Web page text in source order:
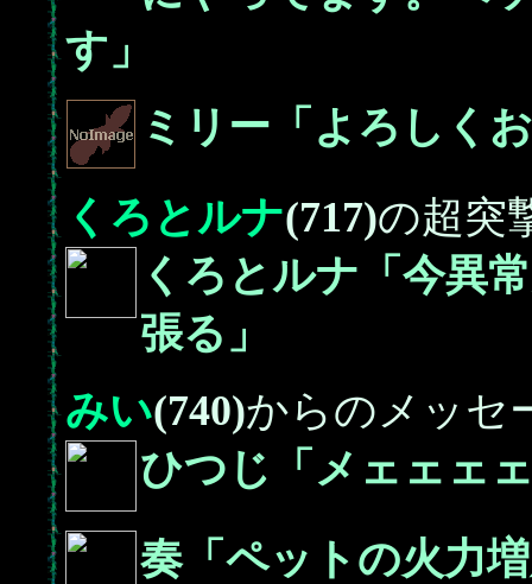
す」
ミリー「よろしく
くろとルナ(717)の超突
くろとルナ「今異
張る」
みい(740)からのメッセ
ひつじ「メェェェ
奏「ペットの火力